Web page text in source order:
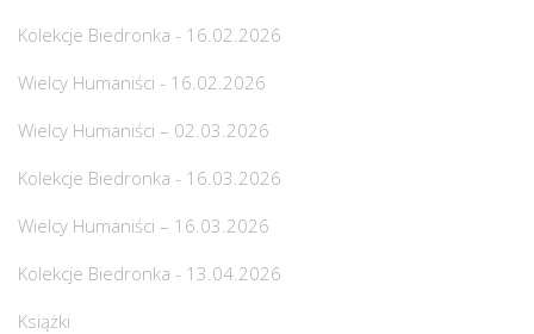
Kolekcje Biedronka - 16.02.2026
Wielcy Humaniści - 16.02.2026
Wielcy Humaniści – 02.03.2026
Kolekcje Biedronka - 16.03.2026
Wielcy Humaniści – 16.03.2026
Kolekcje Biedronka - 13.04.2026
Książki